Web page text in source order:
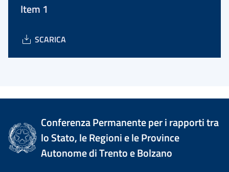
Item 1
SCARICA
Conferenza Permanente per i rapporti tra
lo Stato, le Regioni e le Province
Autonome di Trento e Bolzano